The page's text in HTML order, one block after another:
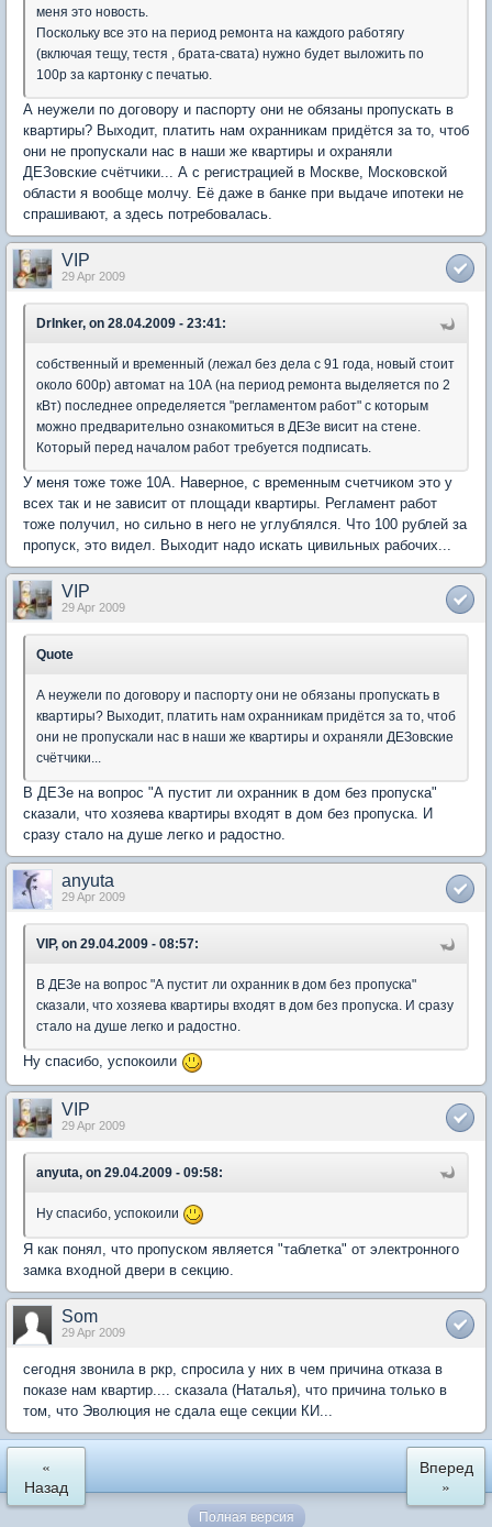
меня это новость.
Поскольку все это на период ремонта на каждого работягу
(включая тещу, тестя , брата-свата) нужно будет выложить по
100р за картонку с печатью.
А неужели по договору и паспорту они не обязаны пропускать в
квартиры? Выходит, платить нам охранникам придётся за то, чтоб
они не пропускали нас в наши же квартиры и охраняли
ДЕЗовские счётчики... А с регистрацией в Москве, Московской
области я вообще молчу. Её даже в банке при выдаче ипотеки не
спрашивают, а здесь потребовалась.
VIP
29 Apr 2009
DrInker, on 28.04.2009 - 23:41:
собственный и временный (лежал без дела с 91 года, новый стоит
около 600р) автомат на 10А (на период ремонта выделяется по 2
кВт) последнее определяется "регламентом работ" с которым
можно предварительно ознакомиться в ДЕЗе висит на стене.
Который перед началом работ требуется подписать.
У меня тоже тоже 10А. Наверное, с временным счетчиком это у
всех так и не зависит от площади квартиры. Регламент работ
тоже получил, но сильно в него не углублялся. Что 100 рублей за
пропуск, это видел. Выходит надо искать цивильных рабочих...
VIP
29 Apr 2009
Quote
А неужели по договору и паспорту они не обязаны пропускать в
квартиры? Выходит, платить нам охранникам придётся за то, чтоб
они не пропускали нас в наши же квартиры и охраняли ДЕЗовские
счётчики...
В ДЕЗе на вопрос "А пустит ли охранник в дом без пропуска"
сказали, что хозяева квартиры входят в дом без пропуска. И
сразу стало на душе легко и радостно.
anyuta
29 Apr 2009
VIP, on 29.04.2009 - 08:57:
В ДЕЗе на вопрос "А пустит ли охранник в дом без пропуска"
сказали, что хозяева квартиры входят в дом без пропуска. И сразу
стало на душе легко и радостно.
Ну спасибо, успокоили
VIP
29 Apr 2009
anyuta, on 29.04.2009 - 09:58:
Ну спасибо, успокоили
Я как понял, что пропуском является "таблетка" от электронного
замка входной двери в секцию.
Som
29 Apr 2009
сегодня звонила в ркр, спросила у них в чем причина отказа в
показе нам квартир.... сказала (Наталья), что причина только в
том, что Эволюция не сдала еще секции КИ...
«
Назад
Вперед
»
Полная версия